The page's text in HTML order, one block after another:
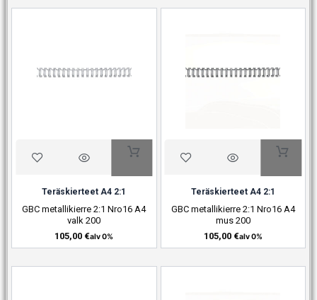
Teräskierteet A4 2:1
GBC metallikierre 2:1 Nro16 A4
valk 200
105,00 €alv 0%
Teräskierteet A4 2:1
GBC metallikierre 2:1 Nro16 A4
mus 200
105,00 €alv 0%